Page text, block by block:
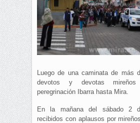
Luego de una caminata de más
devotos y devotas
peregrinación Ibarra hasta Mira.
En la mañana del sábado 2
recibidos con aplausos por